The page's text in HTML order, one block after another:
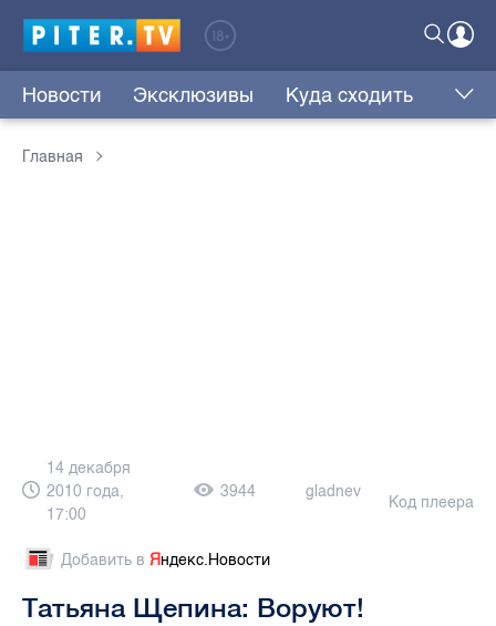
Новости Эксклюзивы Куда сходить
Главная
14 декабря
2010 года,
17:00
3944 gladnev
Код плеера
Добавить в Яндекс.Новости
Татьяна Щепина: Воруют!